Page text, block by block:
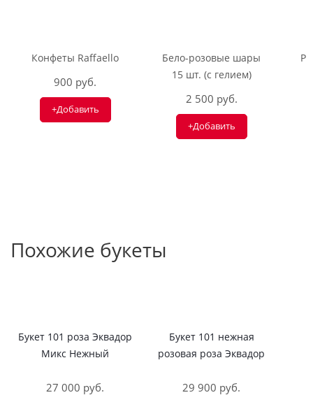
Конфеты Raffaello
900 руб.
+Добавить
Бело-розовые шары
15 шт. (с гелием)
2 500 руб.
+Добавить
Похожие букеты
Букет 101 роза Эквадор
Микс Нежный
27 000 руб.
Букет 101 нежная
розовая роза Эквадор
29 900 руб.